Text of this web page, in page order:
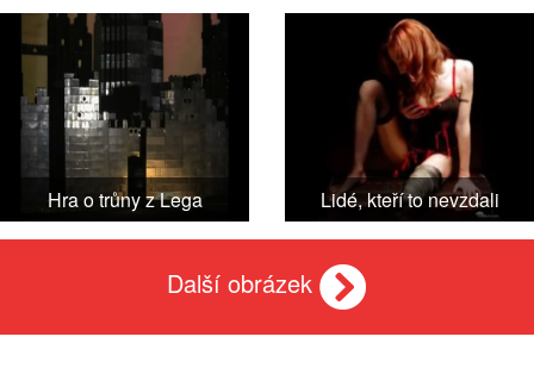
Hra o trůny z Lega Lidé, kteří to nevzdali
Další obrázek